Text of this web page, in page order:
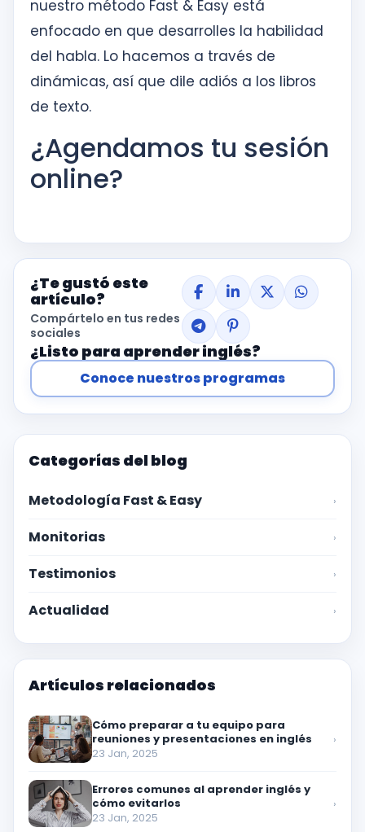
nuestro método Fast & Easy está
enfocado en que desarrolles la habilidad
del habla. Lo hacemos a través de
dinámicas, así que dile adiós a los libros
de texto.
¿Agendamos tu sesión
online?
¿Te gustó este
artículo?
Compártelo en tus redes
sociales
¿Listo para aprender inglés?
Conoce nuestros programas
Categorías del blog
Metodología Fast & Easy ›
Monitorias ›
Testimonios ›
Actualidad ›
Artículos relacionados
Cómo preparar a tu equipo para
reuniones y presentaciones en inglés
23 Jan, 2025
›
Errores comunes al aprender inglés y
cómo evitarlos
23 Jan, 2025
›